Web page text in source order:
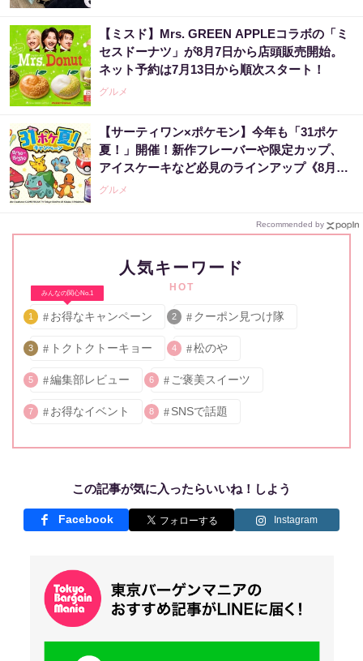
【ミスド】Mrs. GREEN APPLEコラボの「ミ
セスドーナツ」が8月7日から店頭販売開始。
ネット予約は7月13日から順次スタート！
グルメ
【サーティワン×ポケモン】今年も「31ポケ
夏！」開催！新作フレーバーや限定カップ、
アイスケーキなど必見のラインアップ《8月1
日スタート》
グルメ
Recommended by
人気キーワード
HOT
みんなの関心No.1
1 お得なキャンペーン 2 クーポン見つけ隊
3 トクトクトーキョー 4 松のや
5 編集部レビュー 6 ご褒美スイーツ
7 お得なイベント 8 SNSで話題
この記事が気に入ったらいいね！しよう
Facebook Instagram